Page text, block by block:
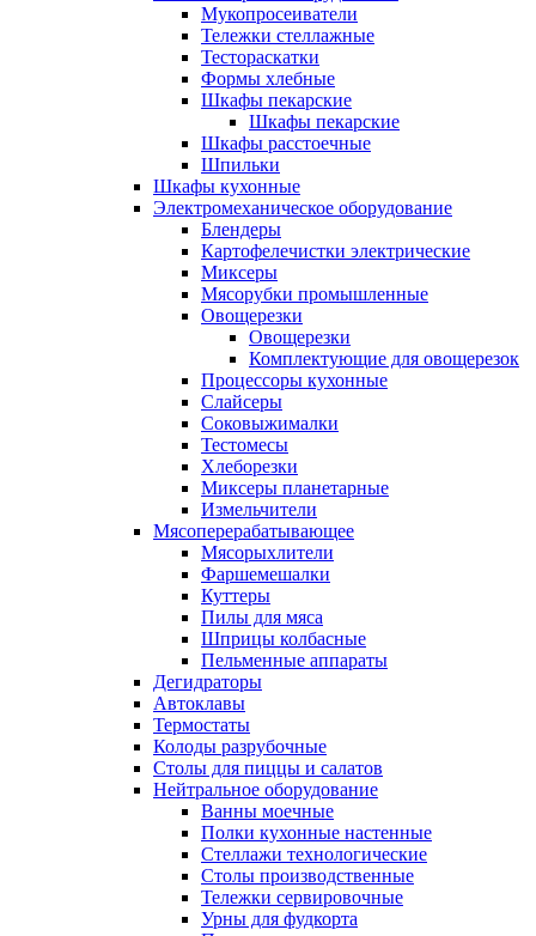
Мукопросеиватели
Тележки стеллажные
Тестораскатки
Формы хлебные
Шкафы пекарские
Шкафы пекарские
Шкафы расстоечные
Шпильки
Шкафы кухонные
Электромеханическое оборудование
Блендеры
Картофелечистки электрические
Миксеры
Мясорубки промышленные
Овощерезки
Овощерезки
Комплектующие для овощерезок
Процессоры кухонные
Слайсеры
Соковыжималки
Тестомесы
Хлеборезки
Миксеры планетарные
Измельчители
Мясоперерабатывающее
Мясорыхлители
Фаршемешалки
Куттеры
Пилы для мяса
Шприцы колбасные
Пельменные аппараты
Дегидраторы
Автоклавы
Термостаты
Колоды разрубочные
Столы для пиццы и салатов
Нейтральное оборудование
Ванны моечные
Полки кухонные настенные
Стеллажи технологические
Столы производственные
Тележки сервировочные
Урны для фудкорта